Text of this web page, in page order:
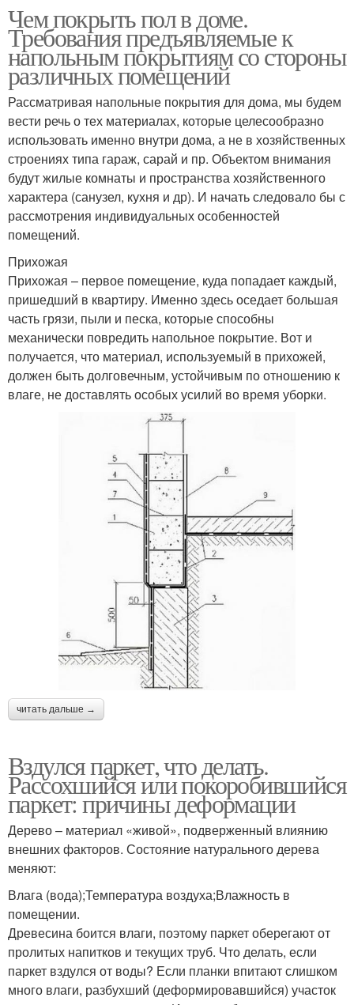
Чем покрыть пол в доме.
Требования предъявляемые к
напольным покрытиям со стороны
различных помещений
Рассматривая напольные покрытия для дома, мы будем
вести речь о тех материалах, которые целесообразно
использовать именно внутри дома, а не в хозяйственных
строениях типа гараж, сарай и пр. Объектом внимания
будут жилые комнаты и пространства хозяйственного
характера (санузел, кухня и др). И начать следовало бы с
рассмотрения индивидуальных особенностей
помещений.
Прихожая
Прихожая – первое помещение, куда попадает каждый,
пришедший в квартиру. Именно здесь оседает большая
часть грязи, пыли и песка, которые способны
механически повредить напольное покрытие. Вот и
получается, что материал, используемый в прихожей,
должен быть долговечным, устойчивым по отношению к
влаге, не доставлять особых усилий во время уборки.
читать дальше →
Вздулся паркет, что делать.
Рассохшийся или покоробившийся
паркет: причины деформации
Дерево – материал «живой», подверженный влиянию
внешних факторов. Состояние натурального дерева
меняют:
Влага (вода);Температура воздуха;Влажность в
помещении.
Древесина боится влаги, поэтому паркет оберегают от
пролитых напитков и текущих труб. Что делать, если
паркет вздулся от воды? Если планки впитают слишком
много влаги, разбухший (деформировавшийся) участок